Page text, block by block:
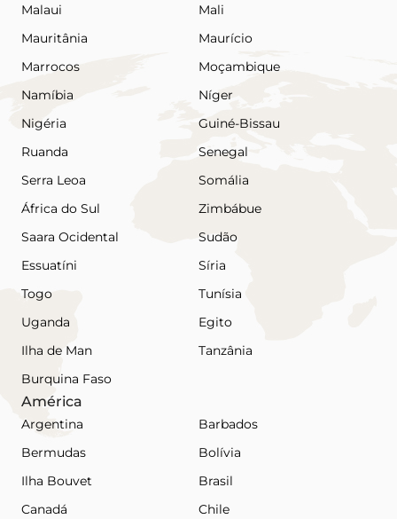
Malaui
Mali
Mauritânia
Maurício
Marrocos
Moçambique
Namíbia
Níger
Nigéria
Guiné-Bissau
Ruanda
Senegal
Serra Leoa
Somália
África do Sul
Zimbábue
Saara Ocidental
Sudão
Essuatíni
Síria
Togo
Tunísia
Uganda
Egito
Ilha de Man
Tanzânia
Burquina Faso
América
Argentina
Barbados
Bermudas
Bolívia
Ilha Bouvet
Brasil
Canadá
Chile